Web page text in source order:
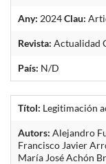
Any: 2024Clau:
Revista: Actualidad
País: N/D
Títol: Legitimación
Autors: Alejandro
Francisco Javier
María José Achón